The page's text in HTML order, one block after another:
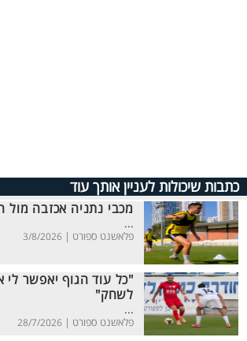
כתבות שיכולות לעניין אותך עוד
מכבי נתניה אכזבה מול
...
פלאשנט ספורט | 3/8/2026
"כל עוד הגוף יאפשר לי
לשחק"
...
פלאשנט ספורט | 28/7/2026